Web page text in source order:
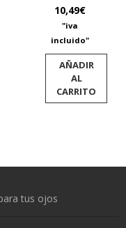
10,49€
"iva
incluido"
AÑADIR
AL
CARRITO
tus ojos